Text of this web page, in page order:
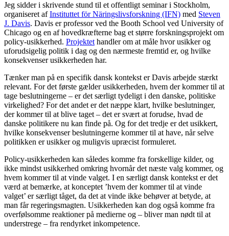
Jeg sidder i skrivende stund til et offentligt seminar i Stockholm,
organiseret afInstituttet för Näringslivsforskning (IFN) med Steven
J. Davis. Davis er professor ved the Booth School ved University of
Chicago og en af hovedkræfterne bag et større forskningsprojekt om
policy-usikkerhed. Projektet handler om at måle hvor usikker og
uforudsigelig politik i dag og den nærmeste fremtid er, og hvilke
konsekvenser usikkerheden har.
Tænker man på en specifik dansk kontekst er Davis arbejde stærkt
relevant. For det første gælder usikkerheden, hvem der kommer til at
tage beslutningerne – er det særligt tydeligt i den danske, politiske
virkelighed? For det andet er det næppe klart, hvilke beslutninger,
der kommer til at blive taget – det er svært at forudse, hvad de
danske politikere nu kan finde på. Og for det tredje er det usikkert,
hvilke konsekvenser beslutningerne kommer til at have, når selve
politikken er usikker og muligvis upræcist formuleret.
Policy-usikkerheden kan således komme fra forskellige kilder, og
ikke mindst usikkerhed omkring hvornår det næste valg kommer, og
hvem kommer til at vinde valget. I en særligt dansk kontekst er det
værd at bemærke, at konceptet ’hvem der kommer til at vinde
valget’ er særligt tåget, da det at vinde ikke behøver at betyde, at
man får regeringsmagten. Usikkerheden kan dog også komme fra
overfølsomme reaktioner på medierne og – bliver man nødt til at
understrege – fra rendyrket inkompetence.